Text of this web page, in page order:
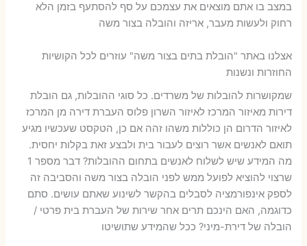
במצב בו אתם מוצאים את עצמכם על סף להסתעף בזמן הלא
רחוק ולעשות מעבר, אריזה והובלה בצור משה
אצלנו באתר "הובלת בתים בצור משה" עוזרים לכל הקושיות
החוזרות ונשנות
שמקושרות להובלות של משרדים. כל סוגי ההובלות, גם הובלת
דירות מאיזור המרכז לאיזור השרון פלוס העברת דירה מן המרכז
לאיזור הדרום הן כוללות משהו זהה אם כן, הטקסט שעכשיו מגיע
תואם לאנשים אשר רוצים לעבור בית ולבצע זאת בקלות יחסית.
מה המידע שיש לשלוח לאנשים בתחום ההובלות? דבר מספר 1
שרצוי להוציא לפועל ממש לפני הובלה בצור משה והסביבה זה
לספק אינפורמציה לסבלים בהקשר לשינוע שאתם עושים. סתם
כדוגמה, האם הינכם תרים אחר שירות של העברת בית פרטי /
הובלה של דירת-מיני? ככל שהמידע שתושיטו